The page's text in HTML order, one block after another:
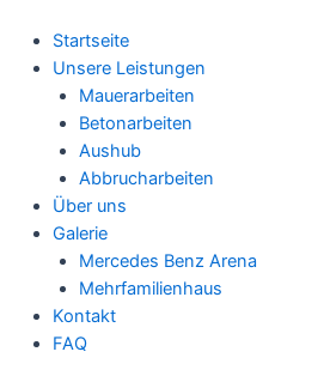
Inhalt
springen
Startseite
Unsere Leistungen
Mauerarbeiten
Betonarbeiten
Aushub
Abbrucharbeiten
Über uns
Galerie
Mercedes Benz Arena
Mehrfamilienhaus
Kontakt
FAQ